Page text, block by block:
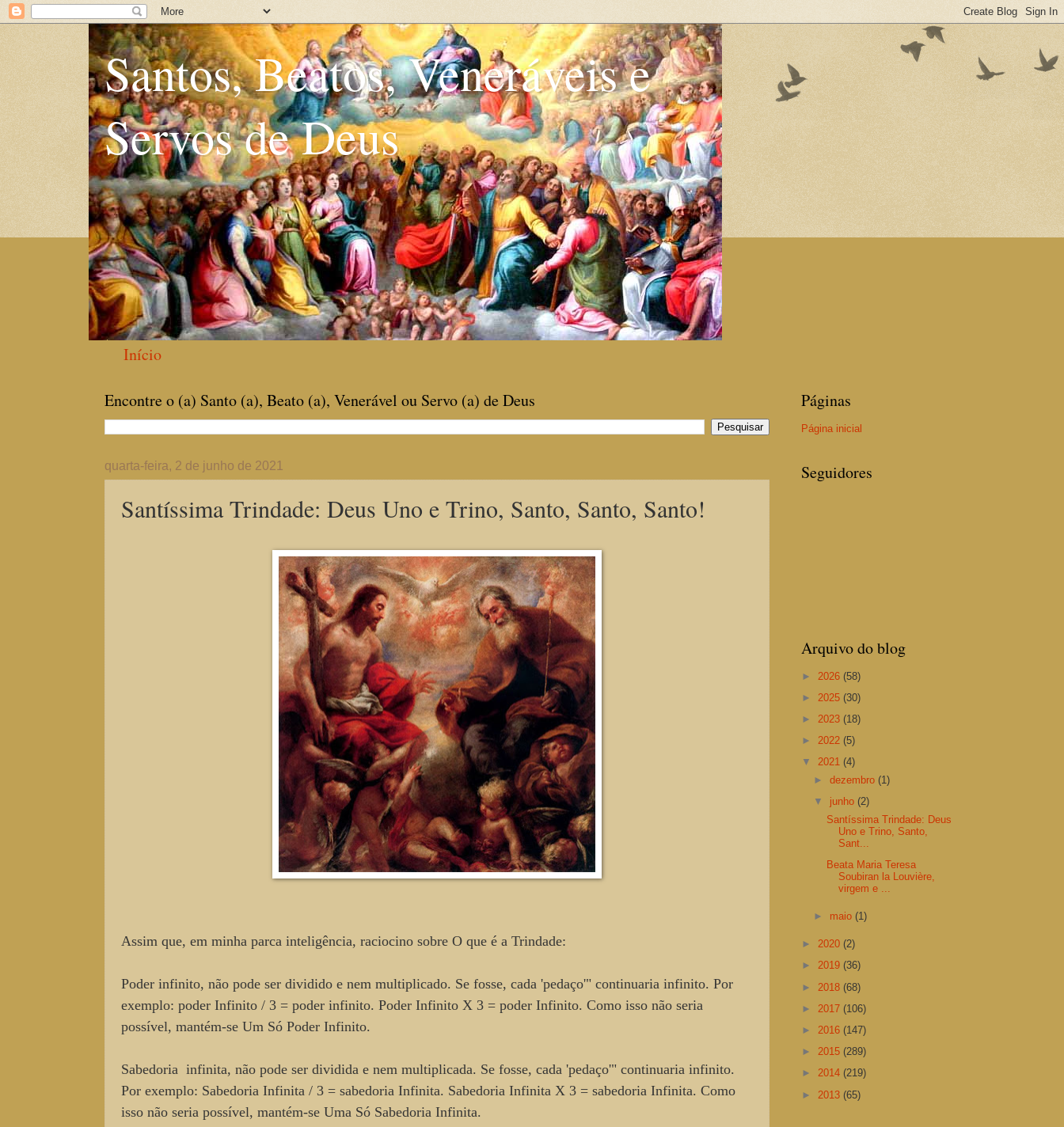
Santos, Beatos, Veneráveis e
Servos de Deus
Início
Encontre o (a) Santo (a), Beato (a), Venerável ou Servo (a) de Deus
quarta-feira, 2 de junho de 2021
Santíssima Trindade: Deus Uno e Trino, Santo, Santo, Santo!
Assim que, em minha parca inteligência, raciocino sobre O que é a Trindade:
Poder infinito, não pode ser dividido e nem multiplicado. Se fosse, cada 'pedaço'" continuaria infinito. Por
exemplo: poder Infinito / 3 = poder infinito. Poder Infinito X 3 = poder Infinito. Como isso não seria
possível, mantém-se Um Só Poder Infinito.
Sabedoria infinita, não pode ser dividida e nem multiplicada. Se fosse, cada 'pedaço'" continuaria infinito.
Por exemplo: Sabedoria Infinita / 3 = sabedoria Infinita. Sabedoria Infinita X 3 = sabedoria Infinita. Como
isso não seria possível, mantém-se Uma Só Sabedoria Infinita.
Páginas
Página inicial
Seguidores
Arquivo do blog
► 2026 (58)
► 2025 (30)
► 2023 (18)
► 2022 (5)
▼ 2021 (4)
►dezembro(1)
▼ junho(2)
Santíssima Trindade: Deus
Uno e Trino, Santo,
Sant...
Beata Maria Teresa
Soubiran la Louvière,
virgem e ...
► maio(1)
► 2020 (2)
► 2019 (36)
► 2018 (68)
► 2017 (106)
► 2016 (147)
► 2015 (289)
► 2014 (219)
► 2013 (65)